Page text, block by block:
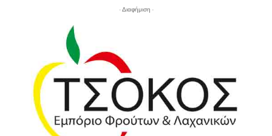
- Διαφήμιση -